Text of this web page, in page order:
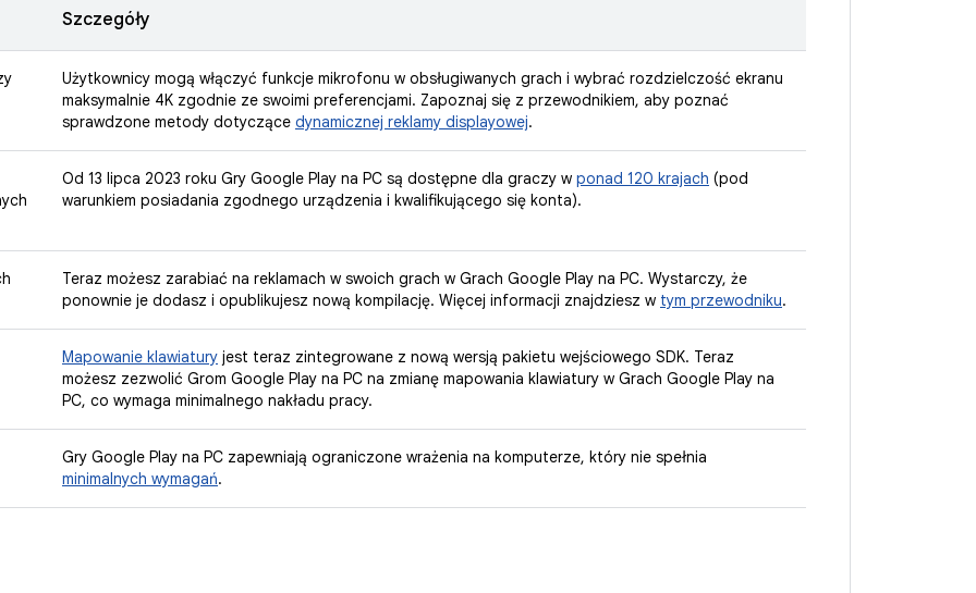
Szczegóły
Użytkownicy mogą włączyć funkcje mikrofonu w obsługiwanych grach i wybrać rozdzielczość ekranu
maksymalnie 4K zgodnie ze swoimi preferencjami. Zapoznaj się z przewodnikiem, aby poznać
sprawdzone metody dotyczące dynamicznej reklamy displayowej.
Od 13 lipca 2023 roku Gry Google Play na PC są dostępne dla graczy w ponad 120 krajach (pod
warunkiem posiadania zgodnego urządzenia i kwalifikującego się konta).
Teraz możesz zarabiać na reklamach w swoich grach w Grach Google Play na PC. Wystarczy, że
ponownie je dodasz i opublikujesz nową kompilację. Więcej informacji znajdziesz w tym przewodniku.
Mapowanie klawiatury jest teraz zintegrowane z nową wersją pakietu wejściowego SDK. Teraz
możesz zezwolić Grom Google Play na PC na zmianę mapowania klawiatury w Grach Google Play na
PC, co wymaga minimalnego nakładu pracy.
Gry Google Play na PC zapewniają ograniczone wrażenia na komputerze, który nie spełnia
minimalnych wymagań.